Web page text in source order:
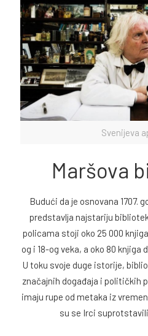
Svenijeva
Maršova
Budući da je osnovana 1707.
predstavlja najstariju
policama stoji oko 25 000
og i 18-og veka, a oko 80 knjiga
U toku svoje duge istorije,
značajnih događaja i političkih
imaju rupe od metaka iz
su se Irci